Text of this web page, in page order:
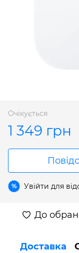
Очікується
1 349 грн
% Увійти для
До
Доставка